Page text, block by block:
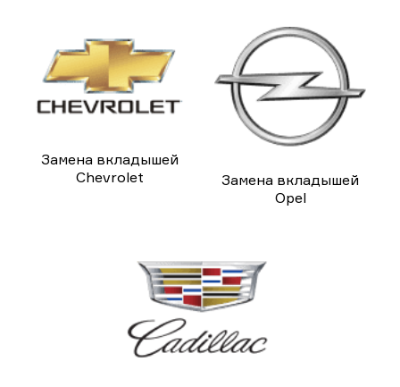
Замена вкладышей
Chevrolet
Замена вкладышей
Opel